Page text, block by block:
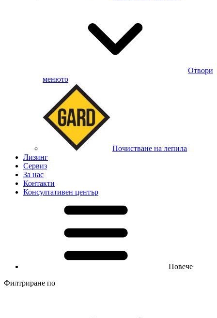
Отвори
менюто
Почистване на лепила
Лизинг
Сервиз
За нас
Контакти
Консултативен център
Повече
Филтриране по